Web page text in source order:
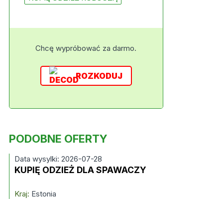
Chcę wypróbować za darmo.
ROZKODUJ
PODOBNE OFERTY
Data wysylki: 2026-07-28
KUPIĘ ODZIEŻ DLA SPAWACZY
Kraj: Estonia